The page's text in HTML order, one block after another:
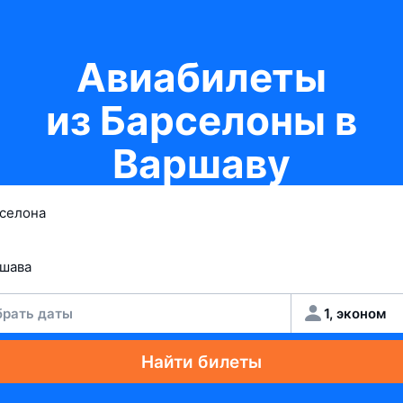
Авиабилеты
из Барселоны в
Варшаву
даты 1, эконом
Найти билеты